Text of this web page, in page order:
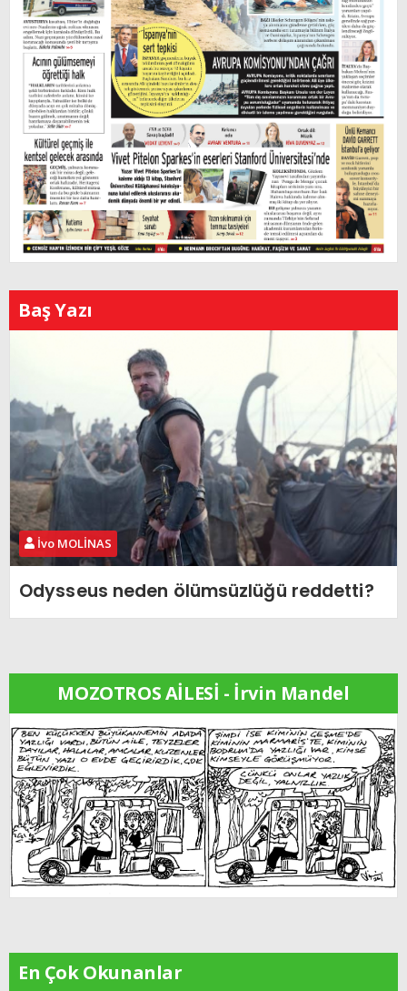
Baş Yazı
İvo MOLİNAS
Odysseus neden ölümsüzlüğü reddetti?
MOZOTROS AİLESİ - İrvin Mandel
En Çok Okunanlar